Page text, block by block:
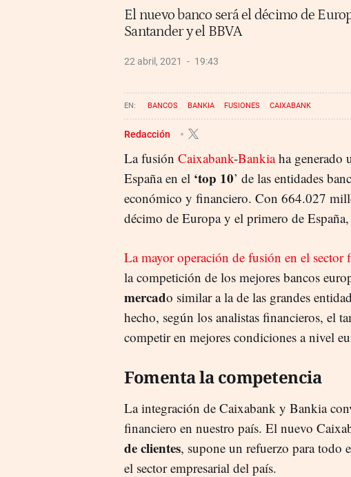
El nuevo banco será el décimo de
Santander y el BBVA
22 abril, 2021 19:43
BANCOS BANKIA FUSIONES CAIXABANK
Redacción
La fusión Caixabank-Bankiaha generado
España en el ‘top 10’ de las entidades
económico y financiero. Con 664.027
décimo de Europa y el primero de
La mayor operación de fusión en el sector
la competición de los mejores bancos
mercado similar a la de las grandes
hecho, según los analistas financieros, el
competir en mejores condiciones a nivel
Fomenta la competencia
La integración de Caixabank y Bankia
financiero en nuestro país. El nuevo
de clientes, supone un refuerzo para todo
el sector empresarial del país.